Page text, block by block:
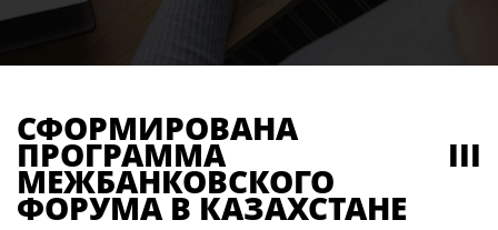
СФОРМИРОВАНА
ПРОГРАММА III
МЕЖБАНКОВСКОГО
ФОРУМА В КАЗАХСТАНЕ